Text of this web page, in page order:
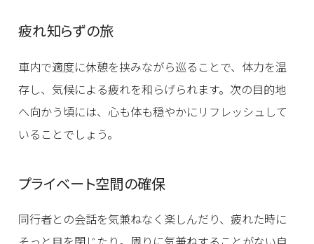
疲れ知らずの旅
車内で適度に休憩を挟みながら巡ることで、体力を温
存し、気候による疲れを和らげられます。次の目的地
へ向かう頃には、心も体も穏やかにリフレッシュして
いることでしょう。
プライベート空間の確保
同行者との会話を気兼ねなく楽しんだり、疲れた時に